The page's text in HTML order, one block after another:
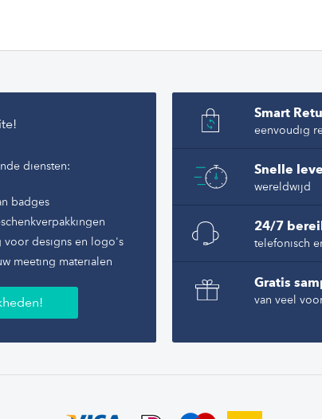
met
diensten:
badges
voor designs en logo's
meeting materialen
Smart
eenvoudig
Snelle
wereldwijd
24/7
telefonisch
Gratis
van veel